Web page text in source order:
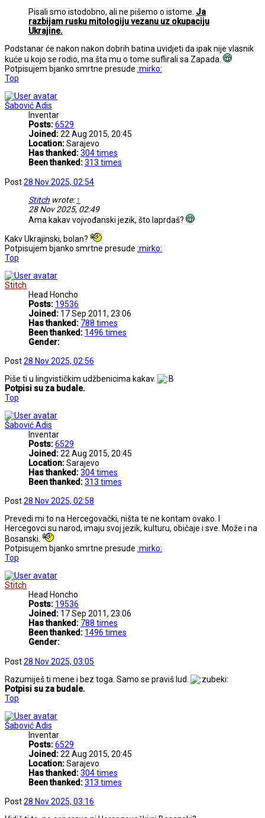
Pisali smo istodobno, ali ne pišemo o istome. Ja
razbijam rusku mitologiju vezanu uz okupaciju
Ukrajine.
Podstanar će nakon nakon dobrih batina uvidjeti da ipak nije vlasnik
kuće u kojo se rodio, ma šta mu o tome suflirali sa Zapada.
Potpisujem bjanko smrtne presude :mirko:
Top
Šabović Adis
Inventar
Posts:6529
Joined:22 Aug 2015, 20:45
Location:Sarajevo
Has thanked:304 times
Been thanked:313 times
Post28 Nov 2025, 02:54
Stitch wrote: ↑
28 Nov 2025, 02:49
Ama kakav vojvođanski jezik, što laprdaš?
Kakv Ukrajinski, bolan?
Potpisujem bjanko smrtne presude :mirko:
Top
Stitch
Head Honcho
Posts: 19536
Joined: 17 Sep 2011, 23:06
Has thanked: 788 times
Been thanked: 1496 times
Gender:
Post28 Nov 2025, 02:56
Piše ti u lingvističkim udžbenicima kakav.
Potpisi su za budale.
Top
Šabović Adis
Inventar
Posts:6529
Joined:22 Aug 2015, 20:45
Location:Sarajevo
Has thanked:304 times
Been thanked:313 times
Post28 Nov 2025, 02:58
Prevedi mi to na Hercegovački, ništa te ne kontam ovako. I
Hercegovci su narod, imaju svoj jezik, kulturu, običaje i sve. Može i na
Bosanski.
Potpisujem bjanko smrtne presude :mirko:
Top
Stitch
Head Honcho
Posts: 19536
Joined: 17 Sep 2011, 23:06
Has thanked: 788 times
Been thanked: 1496 times
Gender:
Post28 Nov 2025, 03:05
Razumiješ ti mene i bez toga. Samo se praviš lud.
Potpisi su za budale.
Top
Šabović Adis
Inventar
Posts:6529
Joined:22 Aug 2015, 20:45
Location:Sarajevo
Has thanked:304 times
Been thanked:313 times
Post28 Nov 2025, 03:16